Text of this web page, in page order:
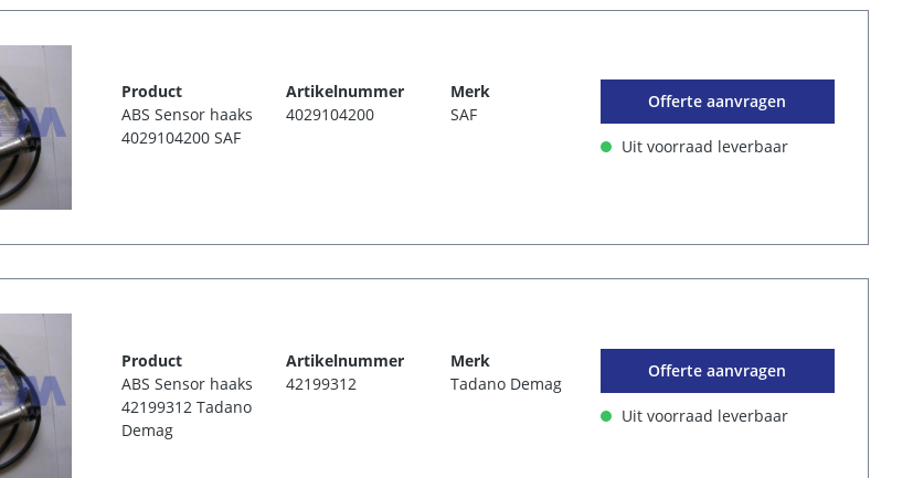
Product
ABS Sensor haaks
4029104200 SAF
Artikelnummer
4029104200
Merk
SAF
Offerte aanvragen
Uit voorraad leverbaar
Product
ABS Sensor haaks
42199312 Tadano
Demag
Artikelnummer
42199312
Merk
Tadano Demag
Offerte aanvragen
Uit voorraad leverbaar